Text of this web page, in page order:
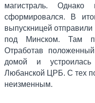
магистраль.
сформировался. В
выпускницей отправили
под Минском. Там
Отработав
домой и устроилась
Любанской ЦРБ. С тех
неизменным.